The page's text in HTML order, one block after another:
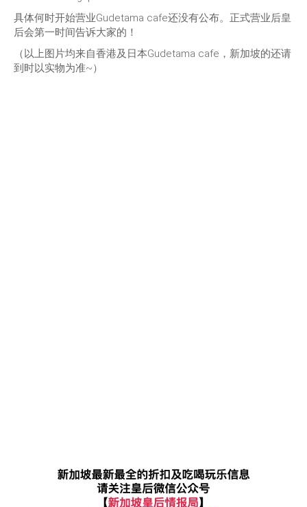
具体何时开始营业Gudetama cafe还没有公布。正式营业后皇
后会第一时间告诉大家的！
（以上图片均来自香港及日本Gudetama cafe，新加坡的还请
到时以实物为准~）